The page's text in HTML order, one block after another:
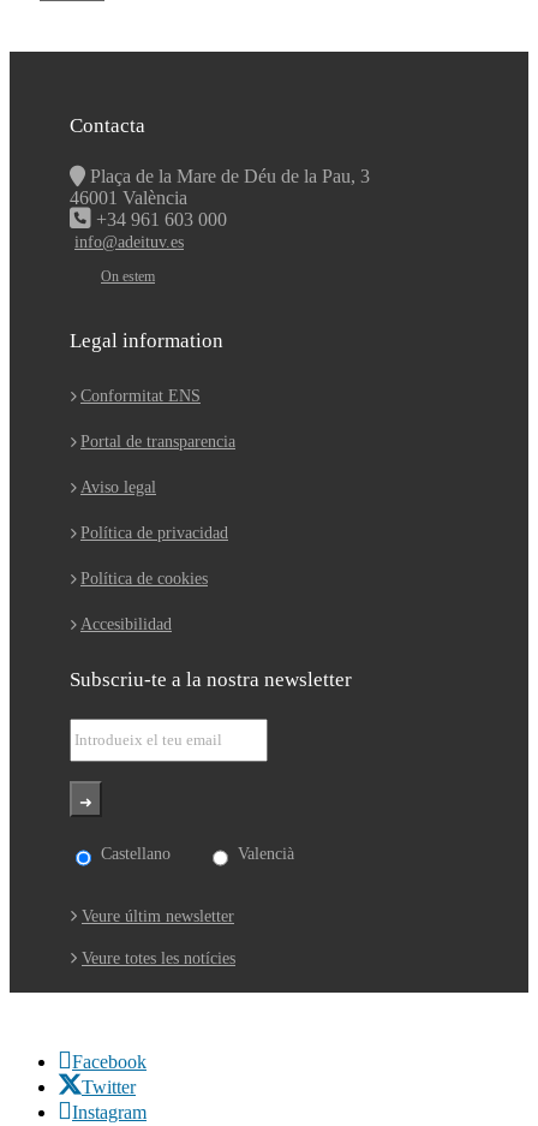
Contacta
Plaça de la Mare de Déu de la Pau, 3
46001 València
+34 961 603 000
info@adeituv.es
On estem
Legal information
Conformitat ENS
Portal de transparencia
Aviso legal
Política de privacidad
Política de cookies
Accesibilidad
Subscriu-te a la nostra newsletter
Castellano Valencià
Veure últim newsletter
Veure totes les notícies
Facebook
Twitter
Instagram